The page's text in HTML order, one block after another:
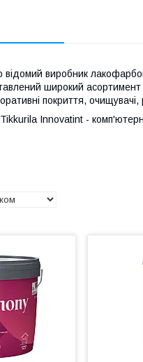
відомий виробник
широкий
покриття, очищувачі,
Innovatint -